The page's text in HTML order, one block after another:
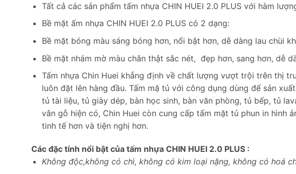
Tất cả các sản phẩm tấm nhựa CHIN HUEI 2.0 PLUS với hàm
Bề mặt ấm nhựa CHIN HUEI 2.0 PLUS có 2 dạng:
Bề mặt bóng màu sáng bóng hơn, nổi bật hơn, dễ dàng lau chùi
Bề mặt nhám mờ màu chân thật sắc nét, đẹp hơn, sang hơn, dễ
Tấm nhựa Chin Huei khẳng định về chất lượng vượt trội trên thị
luôn đặt lên hàng đầu. Tấm mặ tủ với công dụng dùng để sản
tủ tài liệu, tủ giày dép, bàn học sinh, bàn văn phòng, tủ bếp, tủ
vân gỗ hiện có, Chin Huei còn cung cấp tấm mặt tủ phun in hình
tinh tế hơn và tiện nghị hơn.
Các đặc tính nổi bật của tấm nhựa CHIN HUEI 2.0 PLUS :
Không độc,không có chì, không có kim loại nặng, không có hoá